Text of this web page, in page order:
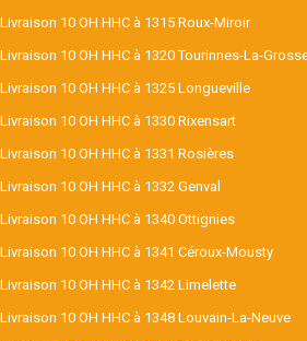
Livraison 10 OH HHC à 1315 Roux-Miroir
Livraison 10 OH HHC à 1320 Tourinnes-La-
Livraison 10 OH HHC à 1325 Longueville
Livraison 10 OH HHC à 1330 Rixensart
Livraison 10 OH HHC à 1331 Rosières
Livraison 10 OH HHC à 1332 Genval
Livraison 10 OH HHC à 1340 Ottignies
Livraison 10 OH HHC à 1341 Céroux-Mousty
Livraison 10 OH HHC à 1342 Limelette
Livraison 10 OH HHC à 1348 Louvain-La-Neuve